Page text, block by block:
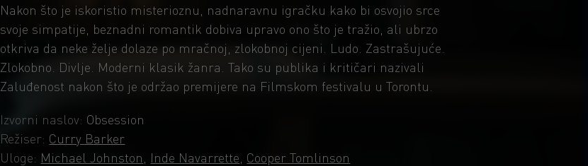
Nakon što je iskoristio misterioznu, nadnaravnu igračku kako bi osvojio srce
svoje simpatije, beznadni romantik dobiva upravo ono što je tražio, ali ubrzo
otkriva da neke želje dolaze po mračnoj, zlokobnoj cijeni. Ludo. Zastrašujuće.
Zlokobno. Divlje. Moderni klasik žanra. Tako su publika i kritičari nazivali
Zaluđenost nakon što je održao premijere na Filmskom festivalu u Torontu.
Izvorni naslov: Obsession
Režiser: Curry Barker
Uloge: Michael Johnston Inde Navarrette Cooper Tomlinson